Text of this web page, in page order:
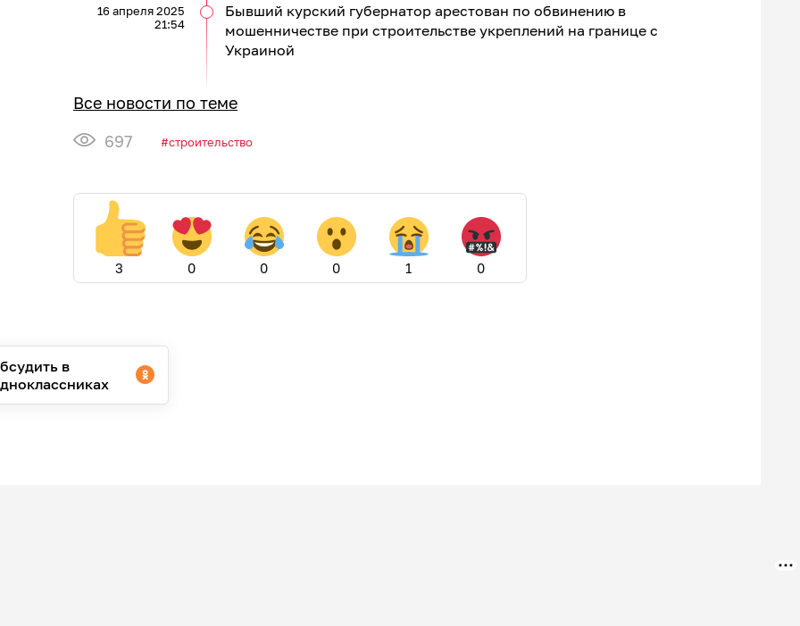
Бывший курский губернатор арестован по обвинению в
мошенничестве при строительстве укреплений на границе с
Украиной
16 апреля 2025
21:54
Все новости по теме
697
строительство
3 0 0 0 1 0
в